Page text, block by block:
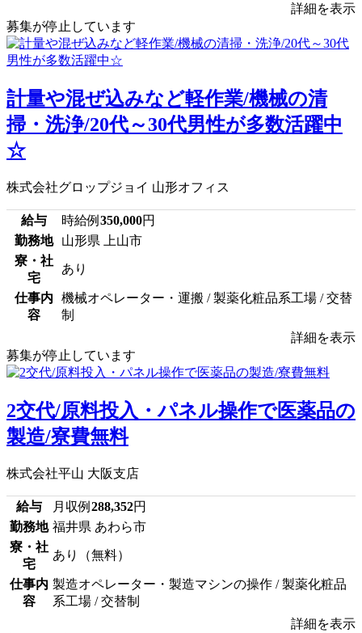
詳細を表示
募集が停止しています
計量や混ぜ込みなど軽作業/機械の清
掃・洗浄/20代～30代男性が多数活躍中
☆
株式会社グロップジョイ 山形オフィス
給与 時給例 350,000円
勤務地
山形県 上山市
寮・社
宅
あり
仕事内
容
機械オペレーター・運搬 / 製薬化粧品系工場 / 交替
制
詳細を表示
募集が停止しています
2交代/原料投入・パネル操作で医薬品の
製造/寮費無料
株式会社平山 大阪支店
給与 月収例 288,352円
勤務地 福井県 あわら市
寮・社
宅
あり（無料）
仕事内
容
製造オペレーター・製造マシンの操作 / 製薬化粧品
系工場 / 交替制
詳細を表示